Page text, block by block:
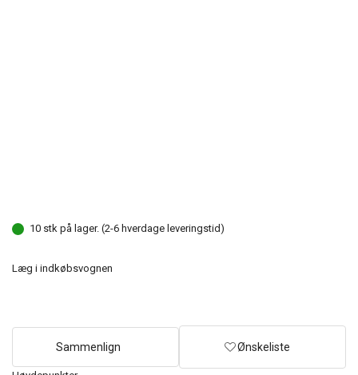
10 stk på lager. (2-6 hverdage leveringstid)
Læg i indkøbsvognen
Sammenlign Ønskeliste